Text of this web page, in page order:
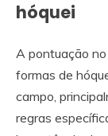
hóquei
A pontuação
formas de
campo,
regras